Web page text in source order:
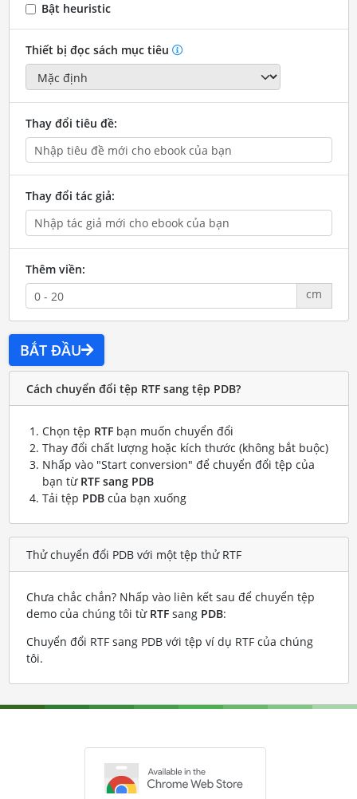
Bật heuristic
Thiết bị đọc sách mục tiêu
Thay đổi tiêu đề:
Thay đổi tác giả:
Thêm viền:
cm
BẮT ĐẦU
Cách chuyển đổi tệp RTF sang tệp PDB?
Chọn tệp RTFbạn muốn chuyển đổi
Thay đổi chất lượng hoặc kích thước (không bắt buộc)
Nhấp vào "Start conversion" để chuyển đổi tệp của
bạn từ RTF sang PDB
Tải tệp PDBcủa bạn xuống
Thử chuyển đổi PDB với một tệp thử RTF
Chưa chắc chắn? Nhấp vào liên kết sau để chuyển tệp
demo của chúng tôi từ RTFsang PDB:
Chuyển đổi RTF sang PDB với tệp ví dụ RTF của chúng
tôi.